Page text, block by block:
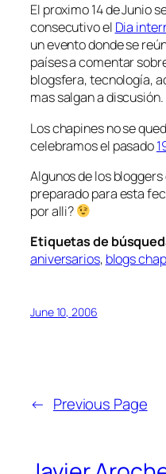
El proximo 14 de Junio
consecutivo el Dia
un evento donde se
países a comentar
blogsfera, tecnología,
mas salgan a discusión.
Los chapines no se
celebramos el pasado
Algunos de los
preparado para esta
por alli?
Etiquetas de
aniversarios, blogs
June 10, 2006
← Previous Page